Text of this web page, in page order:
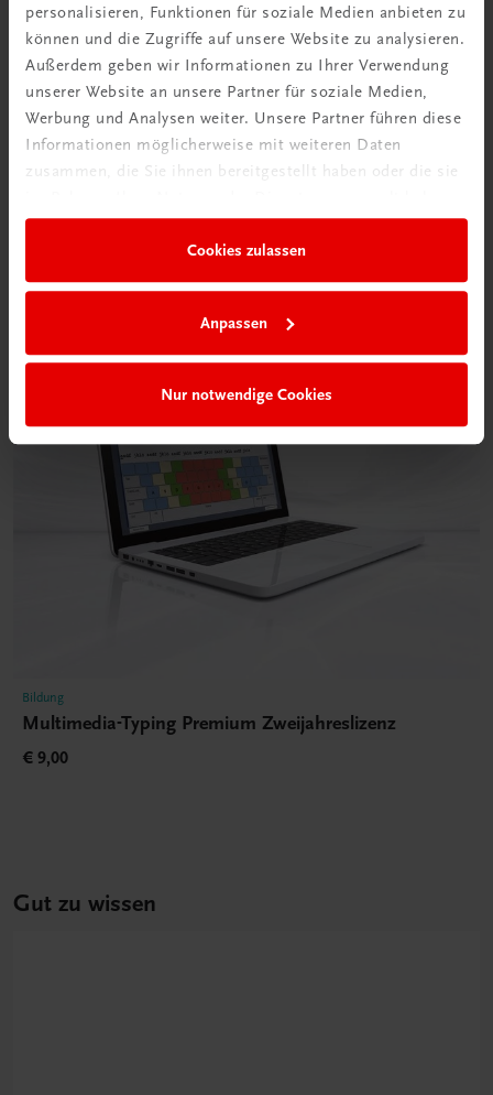
personalisieren, Funktionen für soziale Medien anbieten zu
können und die Zugriffe auf unsere Website zu analysieren.
Außerdem geben wir Informationen zu Ihrer Verwendung
unserer Website an unsere Partner für soziale Medien,
Werbung und Analysen weiter. Unsere Partner führen diese
Informationen möglicherweise mit weiteren Daten
zusammen, die Sie ihnen bereitgestellt haben oder die sie
Cookies zulassen
Anpassen
Nur notwendige Cookies
Bildung
Bildung
Multimedia-Typing Premium Zweijahreslizenz
€ 9,00
Gut zu wissen